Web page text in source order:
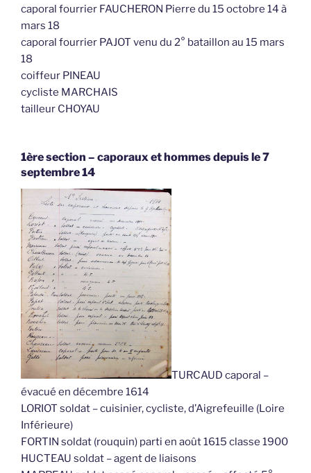
caporal fourrier FAUCHERON Pierre du 15 octobre 14 à
mars 18
caporal fourrier PAJOT venu du 2° bataillon au 15 mars
18
coiffeur PINEAU
cycliste MARCHAIS
tailleur CHOYAU
1ère section – caporaux et hommes depuis le 7
septembre 14
TURCAUD caporal –
évacué en décembre 1614
LORIOT soldat – cuisinier, cycliste, d’Aigrefeuille (Loire
Inférieure)
FORTIN soldat (rouquin) parti en août 1615 classe 1900
HUCTEAU soldat – agent de liaisons